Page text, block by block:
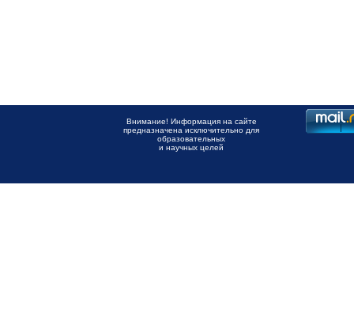
Внимание! Информация на сайте
предназначена исключительно для
образовательных
и научных целей